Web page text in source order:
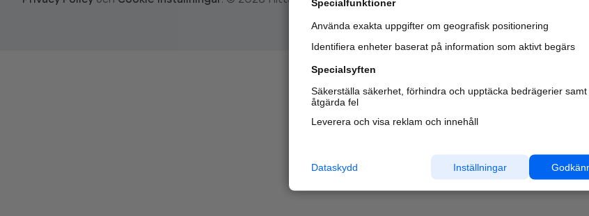
Specialfunktioner
Använda exakta uppgifter om geografisk positionering
Identifiera enheter baserat på information som aktivt begärs
Specialsyften
Säkerställa säkerhet, förhindra och upptäcka bedrägerier samt
åtgärda fel
Leverera och visa reklam och innehåll
Inställningar
Dataskydd